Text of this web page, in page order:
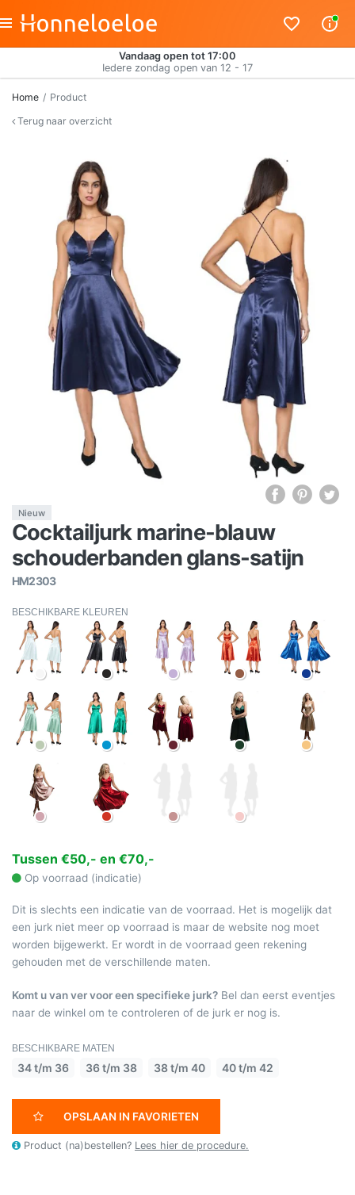
Vandaag open tot 17:00
Iedere zondag open van 12 - 17
Home
Product
Terug naar overzicht
Nieuw
Cocktailjurk marine-blauw
schouderbanden glans-satijn
HM2303
BESCHIKBARE KLEUREN
Tussen €50,- en €70,-
Op voorraad (indicatie)
Dit is slechts een indicatie van de voorraad. Het is mogelijk dat
een jurk niet meer op voorraad is maar de website nog moet
worden bijgewerkt. Er wordt in de voorraad geen rekening
gehouden met de verschillende maten.
Komt u van ver voor een specifieke jurk? Bel dan eerst eventjes
naar de winkel om te controleren of de jurk er nog is.
BESCHIKBARE MATEN
34 t/m 36 36 t/m 38 38 t/m 40 40 t/m 42
OPSLAAN IN FAVORIETEN
Product (na)bestellen? Lees hier de procedure.